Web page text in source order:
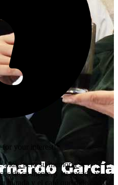
for your interest!
Max, pero su memoria se
de su mente, y su pasado y
mirada y el café que pide cada